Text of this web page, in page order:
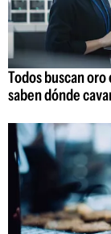
Todos buscan
saben dónde